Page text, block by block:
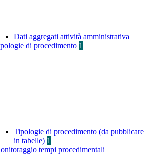
Dati aggregati attività amministrativa
di procedimento 1
Tipologie di procedimento (da pubblicare
in tabelle) 1
tempi procedimentali